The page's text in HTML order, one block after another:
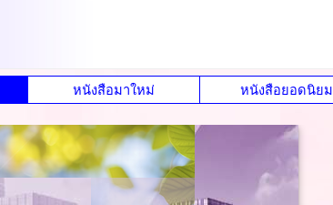
หนังสือมาใหม่ หนังสือยอดนิยม